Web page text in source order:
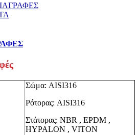
Σώμα: AISI316
Ρότορας: AISI316
Στάτορας: NBR , EPDM ,
HYPALON , VITON